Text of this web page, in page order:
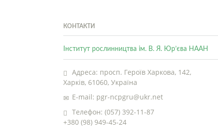
КОНТАКТИ
Інститут рослинництва ім. В. Я. Юр’єва НААН
Адреса: просп. Героїв Харкова, 142,
Харків, 61060, Україна
E-mail: pgr-ncpgru@ukr.net
Телефон: (057) 392-11-87
+380 (98) 949-45-24